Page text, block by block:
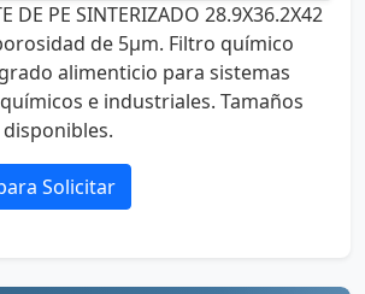
DE PE SINTERIZADO 28.9X36.2X42
de 5µm. Filtro químico
alimenticio para sistemas
e industriales. Tamaños
Solicitar